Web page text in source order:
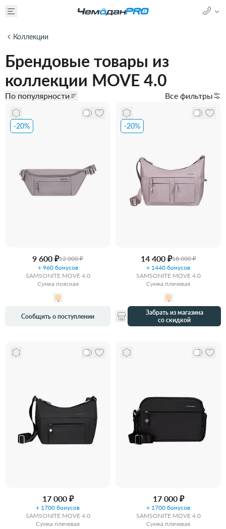
Коллекции
Брендовые товары из
коллекции MOVE 4.0
По популярности Все фильтры
-20%
9 600 ₽12 000 ₽
+ 960 бонусов
SAMSONITE MOVE 4.0
Сумка поясная
Сообщить о поступлении
-20%
14 400 ₽18 000 ₽
+ 1440 бонусов
SAMSONITE MOVE 4.0
Сумка плечевая
Забрать из магазина
со скидкой
17 000 ₽
+ 1700 бонусов
SAMSONITE MOVE 4.0
Сумка плечевая
17 000 ₽
+ 1700 бонусов
SAMSONITE MOVE 4.0
Сумка плечевая